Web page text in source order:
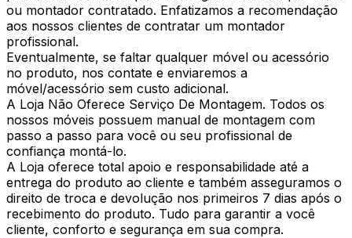
ou montador contratado. Enfatizamos a recomendação
aos nossos clientes de contratar um montador
profissional.
Eventualmente, se faltar qualquer móvel ou acessório
no produto, nos contate e enviaremos a
móvel/acessório sem custo adicional.
A Loja Não Oferece Serviço De Montagem. Todos os
nossos móveis possuem manual de montagem com
passo a passo para você ou seu profissional de
confiança montá-lo.
A Loja oferece total apoio e responsabilidade até a
entrega do produto ao cliente e também asseguramos o
direito de troca e devolução nos primeiros 7 dias após o
recebimento do produto. Tudo para garantir a você
cliente, conforto e segurança em sua compra.